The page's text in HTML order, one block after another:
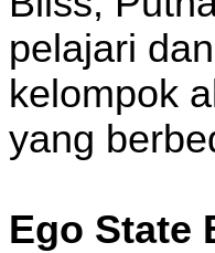
pelajari
kelompok
yang
Ego State